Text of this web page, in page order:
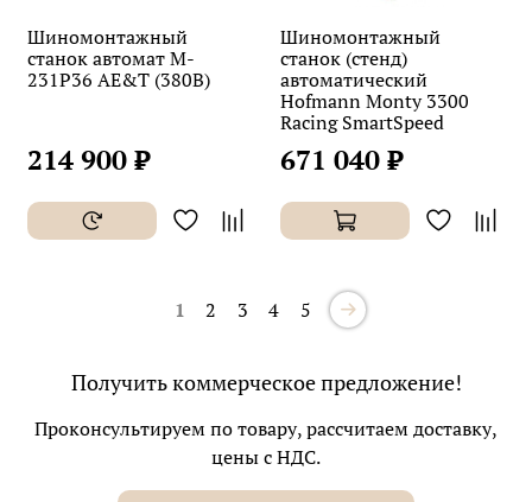
Шиномонтажный
станок автомат M-
231P36 AE&T (380В)
214 900 ₽
Шиномонтажный
станок (стенд)
автоматический
Hofmann Monty 3300
Racing SmartSpeed
671 040 ₽
1 2 3 4 5
Получить коммерческое предложение!
Проконсультируем по товару, рассчитаем доставку,
цены с НДС.